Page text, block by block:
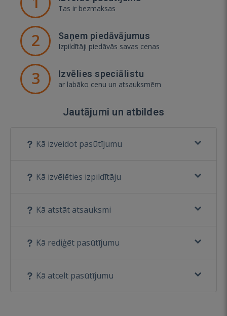
Tas ir bezmaksas
2 Saņem piedāvājumus
Izpildītāji piedāvās savas cenas
3 Izvēlies speciālistu
ar labāko cenu un atsauksmēm
Jautājumi un atbildes
Kā izveidot pasūtījumu
Kā izvēlēties izpildītāju
Kā atstāt atsauksmi
Kā rediģēt pasūtījumu
Kā atcelt pasūtījumu